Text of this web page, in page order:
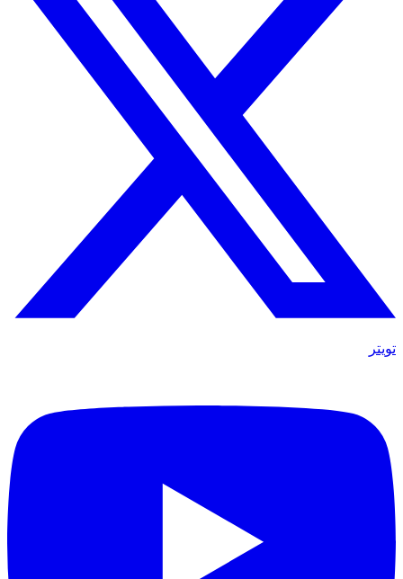
تويتر